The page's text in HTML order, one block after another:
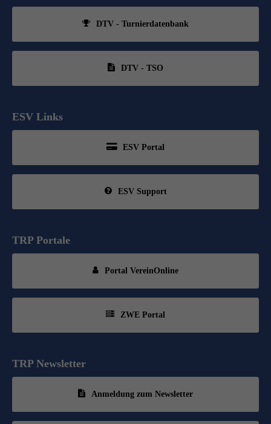
DTV - Turnierdatenbank
DTV - TSO
ESV Links
ESV Portal
ESV Support
TRP Portale
Portal VereinOnline
ZWE Portal
TRP Newsletter
Anmeldung zum Newsletter